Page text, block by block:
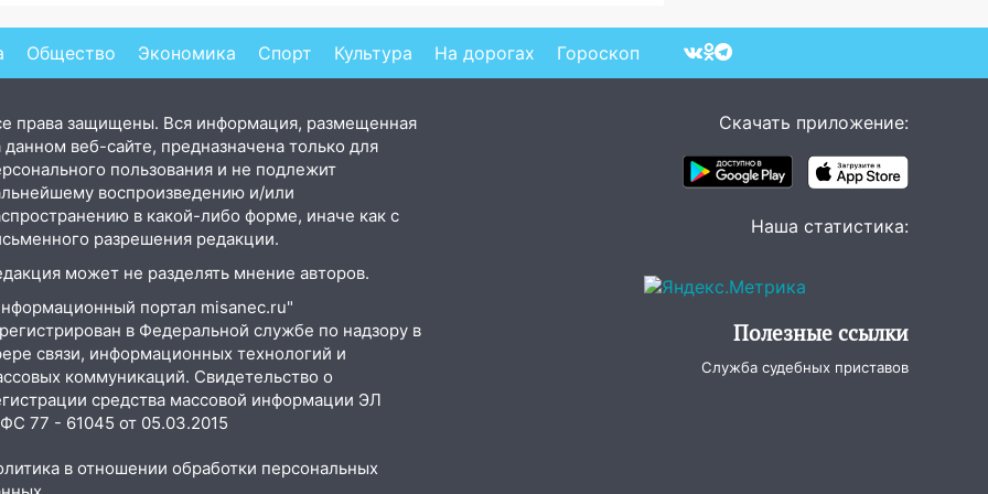
Общество Экономика Спорт Культура На дорогах Гороскоп
права защищены. Вся информация, размещенная
данном веб-сайте, предназначена только для
пользования и не подлежит
воспроизведению и/или
в какой-либо форме, иначе как с
разрешения редакции.
может не разделять мнение авторов.
портал misanec.ru"
в Федеральной службе по надзору в
связи, информационных технологий и
коммуникаций. Свидетельство о
средства массовой информации ЭЛ
77 - 61045 от 05.03.2015
в отношении обработки персональных
Скачать приложение:
Наша статистика:
Полезные ссылки
Служба судебных приставов